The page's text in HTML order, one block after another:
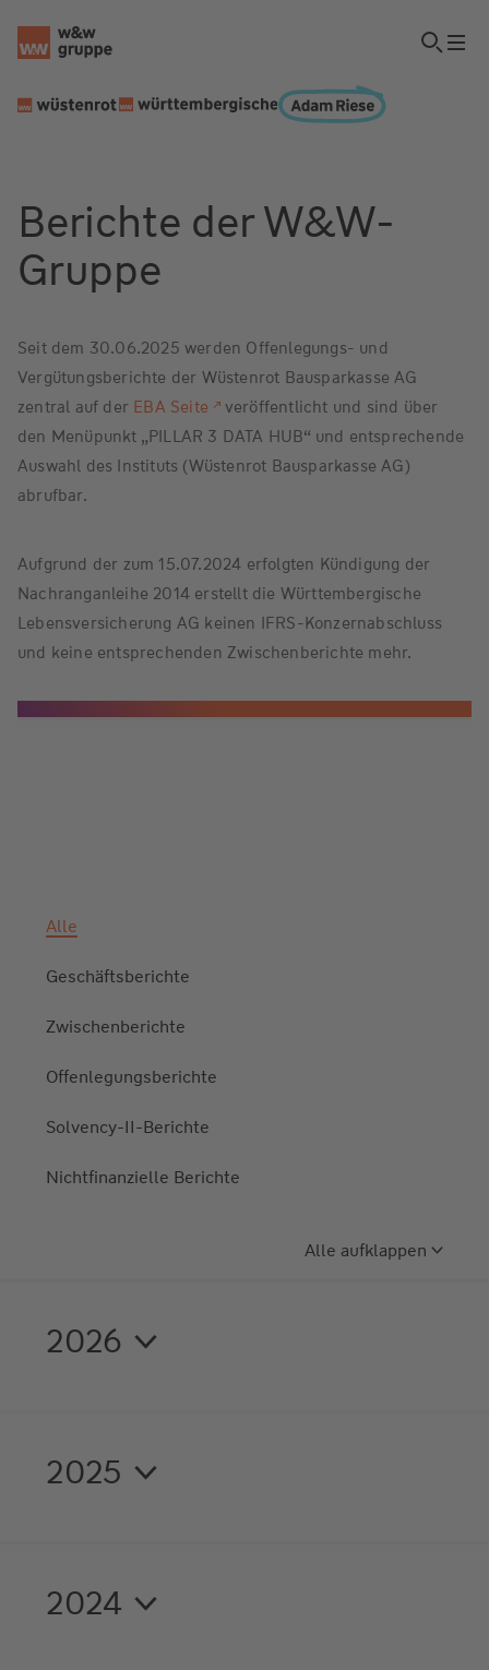
Berichte der W&W-
Gruppe
Seit dem 30.06.2025 werden Offenlegungs- und
Vergütungsberichte der Wüstenrot Bausparkasse AG
zentral auf der EBA Seite veröffentlicht und sind über
den Menüpunkt „PILLAR 3 DATA HUB“ und entsprechende
Auswahl des Instituts (Wüstenrot Bausparkasse AG)
abrufbar.
Aufgrund der zum 15.07.2024 erfolgten Kündigung der
Nachranganleihe 2014 erstellt die Württembergische
Lebensversicherung AG keinen IFRS-Konzernabschluss
und keine entsprechenden Zwischenberichte mehr.
Alle
Geschäftsberichte
Zwischenberichte
Offenlegungsberichte
Solvency-II-Berichte
Nichtfinanzielle Berichte
Alle aufklappen
2026
2025
2024